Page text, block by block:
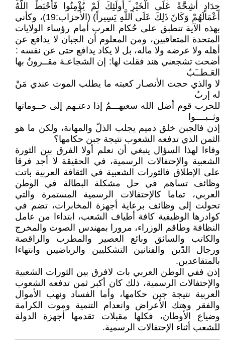
حِدَادٍ أَشِحَّةً عَلَى الْخَيْرِ أُولَئِكَ لَمْ يُؤْمِنُوا فَأَحْبَطَ اللَّهُ
أَعْمَالَهُمْ وَكَانَ ذَلِكَ عَلَى اللَّهِ يَسِيراً) (الأحزاب:19)، وكأني
بهذه الآية تنطبق على حُكام العرب أمام رؤساء الولايات
المتحدة المتعاقبين، ومن المعلوم أن الجبان لا يدافع عن
أهله ولا عرضه ولا ماله، بل لا يكاد يدافع حتى عن نفسه :
أضحت تشجعني هند فقلت لها: إن الشجاعـة مقــرونُ بها
العَـطــَبُ
لا والذي حجت الأنصـار كعبته ما يطلب الموت عندي مَنْ
له إربُ
للحرب قوم أضل الله سعيهـــمُ إذا دعتـهم إلى حــوماتها
وثــبــــوا
إذن فالجبن خلق ذميم يجلب الذلّ والمهانة، ولكن ما هو
الثمن الذي تدفعه الشعوب نتيجة جبن حكامها؟
وفاءا لهذا السؤال ينبغي أن نعلم أولا الفرق بين الثورة
الشعبية والإحتفالات الرسمية، في الحقيقة لا أجد فرقا
على الإطلاق فالثورات الشعبية في الثقافة العربية باتت
وظائف تساهم في حل مشكلة البطالة في الوطن
العربي، تماما كالإحتفالات الرسمية المستمرة والتي
تحولت إلى وظائف برعاية أجهزة المخابرات، تضم في
كوادرها الوظيفية كافة أطياف الشعب، ابتداءا من عامل
النظافة وطاقم الوزراء، مرورا بمهندس الصوت والمخرج
والكاتب والسائق وبائع العصير والمطرب والراقصة
ورجال الدّين والفنانين التشكليين والرياضيين وانتهاءا
بالمتقاعدين.
إذن ففي الوطن العربي بات لافرق بين الثورات الشعبية
والإحتفالات الرسمية، ذلك كان أكبر ثمن تدفعه الشعوب
العربية نتيجة جبن حكامها، وأما الفساد ونهب الأموال
والفقر وهتك الأعراض وانعدام التنمية وموت الكرامة
وضياع الأوطان، فكلها مقبلات تقدمها أجهزة الدولة
للشعب أثناء الإحتفالات الرسمية.